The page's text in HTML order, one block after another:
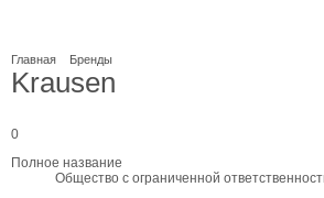
Главная Бренды
Krausen
0
Полное название
Общество с ограниченной